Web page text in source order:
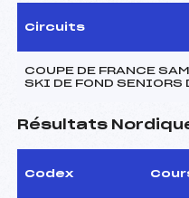
Circuits
COUPE DE FRANCE
SKI DE FOND SENIORS
Résultats
Codex